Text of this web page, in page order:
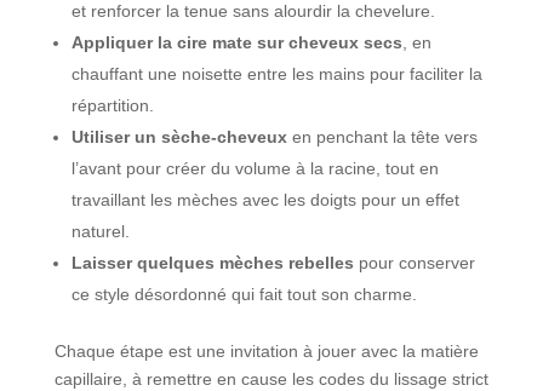
et renforcer la tenue sans alourdir la chevelure.
Appliquer la cire mate sur cheveux secs, en
chauffant une noisette entre les mains pour faciliter la
répartition.
Utiliser un sèche-cheveuxen penchant la tête vers
l’avant pour créer du volume à la racine, tout en
travaillant les mèches avec les doigts pour un effet
naturel.
Laisser quelques mèches rebelles pour conserver
ce style désordonné qui fait tout son charme.
Chaque étape est une invitation à jouer avec la matière
capillaire, à remettre en cause les codes du lissage strict